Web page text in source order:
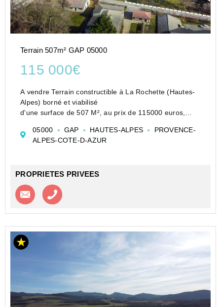
Terrain 507m² GAP 05000
115 000€
A vendre Terrain constructible à La Rochette (Hautes-
Alpes) borné et viabilisé
d'une surface de 507 M², au prix de 115000 euros,
Situé au lieu-dit " Rauffe", au sein d'un lotissement
récent de 26 lots, c...
05000 GAP HAUTES-ALPES
PROVENCE-
ALPES-COTE-D-AZUR
PROPRIETES PRIVEES
Contacter l'agence